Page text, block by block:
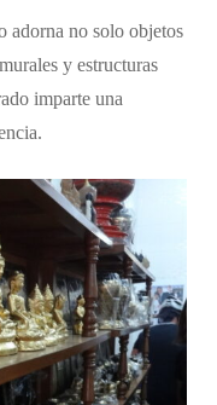
adorna no solo objetos
y estructuras
imparte una